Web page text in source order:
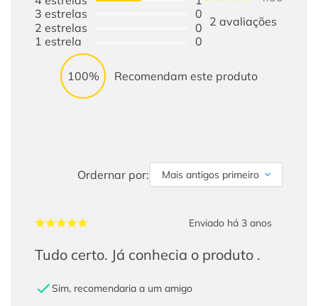
3estrelas
2estrelas
1estrela
0
0
0
2 avaliações
100% Recomendam este produto
Ordernar por: Mais antigos primeiro
Enviado há 3 anos
Tudo certo. Já conhecia o produto .
Sim, recomendaria a um amigo